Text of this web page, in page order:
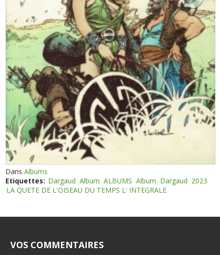
DansAlbums
Etiquettes: Dargaud Album ALBUMS Album Dargaud 2023
LA QUETE DE L'OISEAU DU TEMPS L' INTEGRALE
VOS COMMENTAIRES